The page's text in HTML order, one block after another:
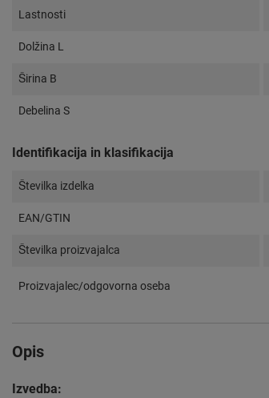
Lastnosti
Dolžina L
Širina B
Debelina S
Identifikacija in klasifikacija
Številka izdelka
EAN/GTIN
Številka proizvajalca
Proizvajalec/odgovorna oseba
Opis
Izvedba: